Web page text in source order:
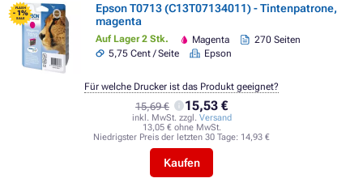
FLASH
- 1%
SALE
Epson T0713 (C13T07134011) - Tintenpatrone,
magenta
Auf Lager 2 Stk. Magenta
270 Seiten
5,75 Cent / Seite
Epson
15,69 € 15,53 €
inkl. MwSt. zzgl. Versand
13,05 € ohne MwSt.
Niedrigster Preis der letzten 30 Tage: 14,93 €
Kaufen
Für welche Drucker ist das Produkt geeignet?